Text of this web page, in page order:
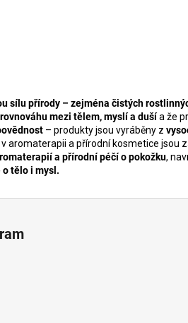
sílu přírody – zejména čistých
mezi tělem, myslí a dušía že
– produkty jsou vyráběny z
v aromaterapii a přírodní kosmetice jsou
a přírodní péčí o pokožku,
tělo i mysl.